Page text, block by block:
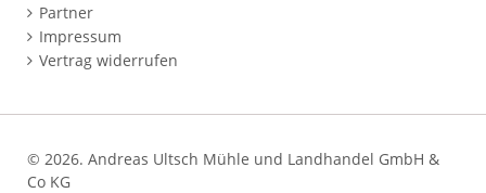
Partner
Impressum
Vertrag widerrufen
© 2026. Andreas Ultsch Mühle und Landhandel GmbH &
Co KG